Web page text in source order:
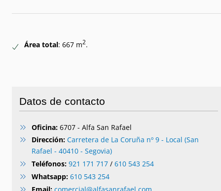
Área total: 667 m2.
Datos de contacto
Oficina: 6707 - Alfa San Rafael
Dirección: Carretera de La Coruña nº 9 - Local (San
Rafael - 40410 - Segovia)
Teléfonos: 921 171 717 /610 543 254
Whatsapp: 610 543 254